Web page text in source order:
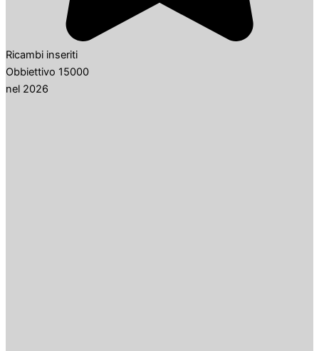
Ricambi inseriti
Obbiettivo 15000
nel 2026